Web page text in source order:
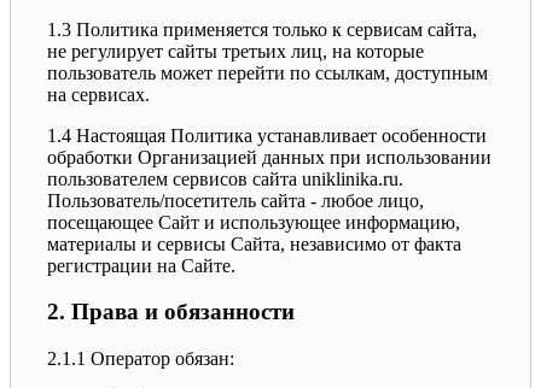
1.3 Политика применяется только к сервисам сайта,
не регулирует сайты третьих лиц, на которые
пользователь может перейти по ссылкам, доступным
на сервисах.
1.4 Настоящая Политика устанавливает особенности
обработки Организацией данных при использовании
пользователем сервисов сайта uniklinika.ru.
Пользователь/посетитель сайта - любое лицо,
посещающее Сайт и использующее информацию,
материалы и сервисы Сайта, независимо от факта
регистрации на Сайте.
2. Права и обязанности
2.1.1 Оператор обязан: